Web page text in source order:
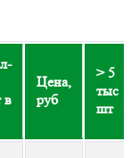
в
Цена,
руб
> 5
тыс
шт